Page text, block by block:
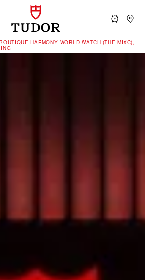
HARMONY WORLD WATCH (THE MIXC),